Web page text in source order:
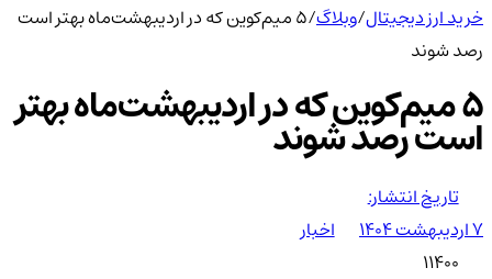
خرید ارز دیجیتال/وبلاگ/ ۵ میم‌کوین که در اردیبهشت‌ماه بهتر است
رصد شوند
۵ میم‌کوین که در اردیبهشت‌ماه بهتر
است رصد شوند
تاریخ انتشار:
۷ اردیبهشت ۱۴۰۴
اخبار
11400